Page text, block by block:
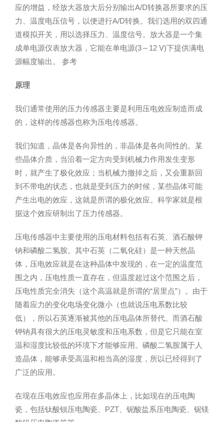
应的增益，经放大器放大后分别输出A/D转换器所要求的压
力、温度电压信号，以便进行A/D转换。我们选用的双四通
道模拟开关，用以选择压力、温度信号。放大器是一个集
成单电源仪表放大器，它能在单电源(3～12 V)下提供满电
源幅度输出。 参考
原理
我们通常使用的压力传感器主要是利用压电效应制造而成
的，这样的传感器也称为压电传感器。
我们知道，晶体是各向异性的，非晶体是各向同性的。某
些晶体介质，当沿着一定方向受到机械力作用发生变形
时，就产生了极化效应；当机械力撤掉之后，又会重新回
到不带电的状态，也就是受到压力的时候，某些晶体可能
产生出电的效应，这就是所谓的极化效应。科学家就是根
据这个效应研制出了压力传感器。
压电传感器中主要使用的压电材料包括有石英、酒石酸钾
钠和磷酸二氢胺。其中石英（二氧化硅）是一种天然晶
体，压电效应就是在这种晶体中发现的，在一定的温度范
围之内，压电性质一直存在，但温度超过这个范围之后，
压电性质完全消失（这个高温就是所谓的“居里点”）。由于
随着应力的变化电场变化微小（也就说压电系数比较
低），所以石英逐渐被其他的压电晶体所替代。而酒石酸
钾钠具有很大的压电灵敏度和压电系数，但是它只能在室
温和湿度比较低的环境下才能够应用。磷酸二氢胺属于人
造晶体，能够承受高温和相当高的湿度，所以已经得到了
广泛的应用。
在现在压电效应也应用在多晶体上，比如现在的压电陶
瓷，包括钛酸钡压电陶瓷、PZT、铌酸盐系压电陶瓷、铌镁